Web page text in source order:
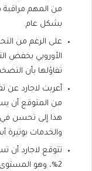
من المهم مراقبة
بشكل عام.
على الرغم من
تفاؤلها بأن
أعربت لاجارد عن
من المتوقع أن
هذا إلى تحسن
والخدمات بوتيرة
تتوقع لاجارد أن
2%، وهو